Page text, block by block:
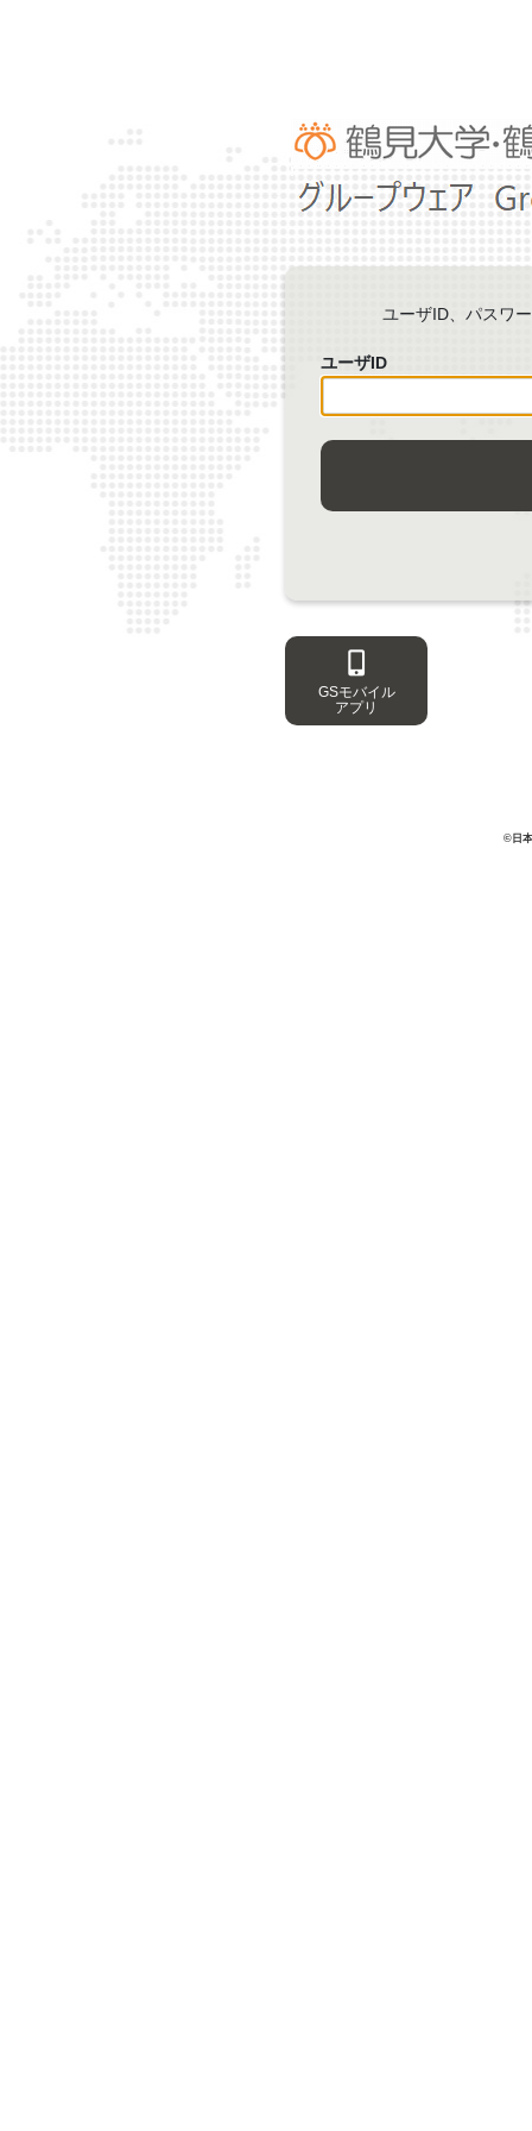
ユーザID、パスワ
ユーザID
GSモバイル
アプリ
©日